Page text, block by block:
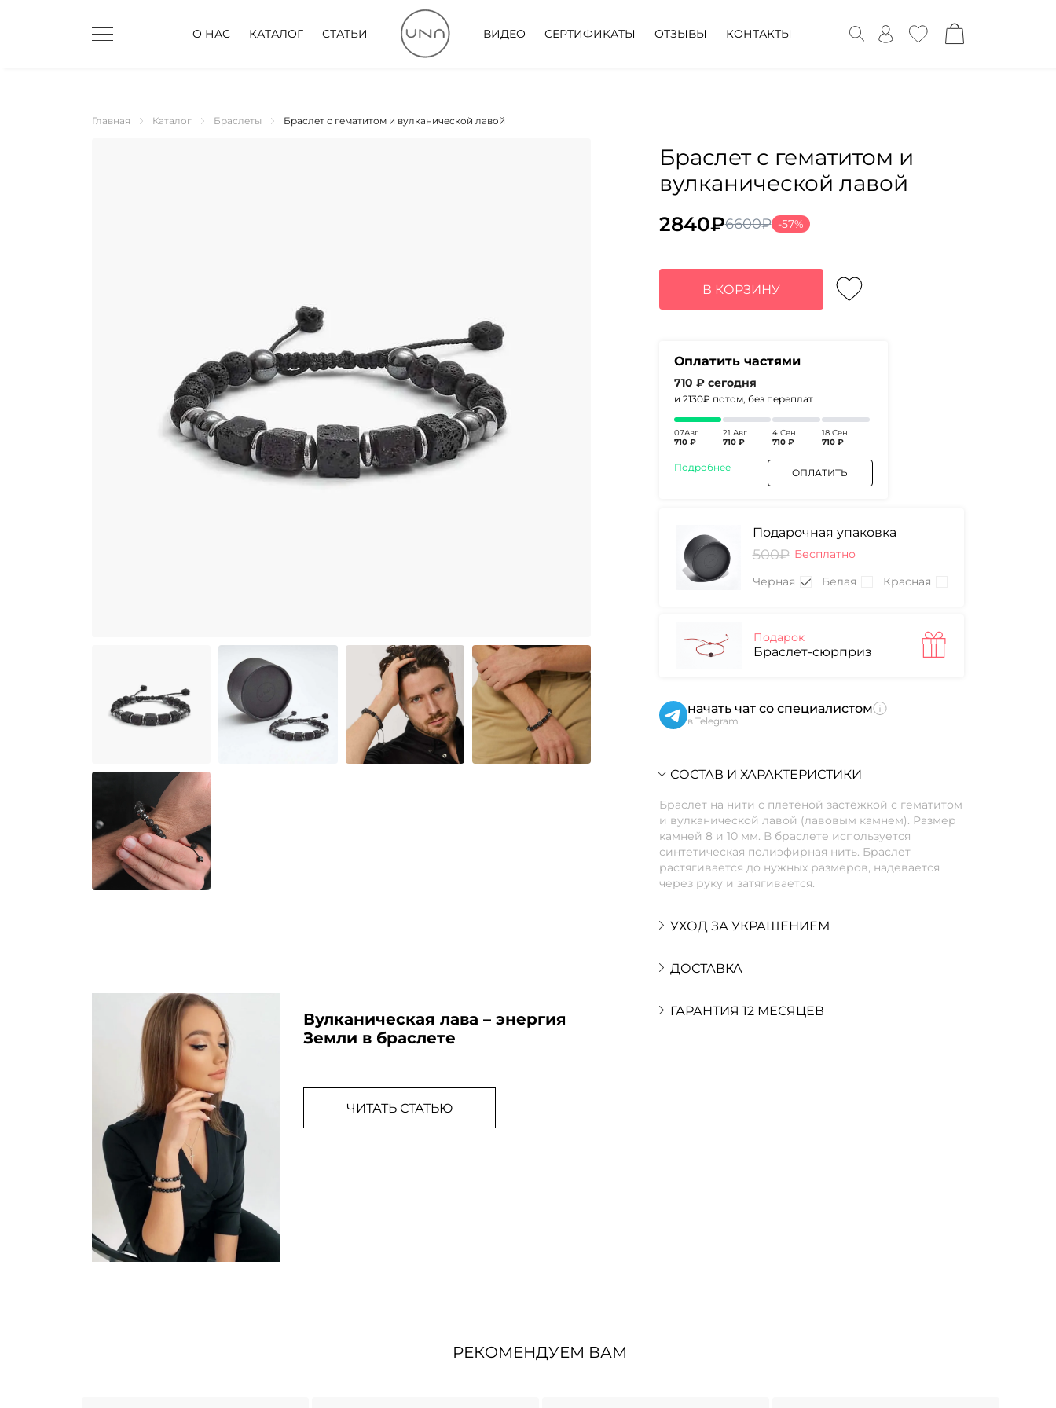
О НАС КАТАЛОГ СТАТЬИ ВИДЕО СЕРТИФИКАТЫ ОТЗЫВЫ КОНТАКТЫ
Главная Каталог Браслеты Браслет с гематитом и вулканической лавой
Вулканическая лава – энергия
Земли в браслете
ЧИТАТЬ СТАТЬЮ
Браслет с гематитом и
вулканической лавой
6600₽
Первоначальная
составляла
6600₽.
2840₽
Текущая
2840₽.
-57%
В КОРЗИНУ
Оплатить частями
710 ₽ сегодня
и 2130₽ потом, без переплат
07Авг
710 ₽
21 Авг
710 ₽
4 Сен
710 ₽
18 Сен
710 ₽
Подробнее ОПЛАТИТЬ
Подарочная упаковка
500₽ Бесплатно
Черная
Белая Красная
Подарок
Браслет-сюрприз
начать чат со специалистом
в Telegram
СОСТАВ И ХАРАКТЕРИСТИКИ
Браслет на нити с плетёной застёжкой с гематитом
и вулканической лавой (лавовым камнем). Размер
камней 8 и 10 мм. В браслете используется
синтетическая полиэфирная нить. Браслет
растягивается до нужных размеров, надевается
через руку и затягивается.
УХОД ЗА УКРАШЕНИЕМ
ДОСТАВКА
ГАРАНТИЯ 12 МЕСЯЦЕВ
РЕКОМЕНДУЕМ ВАМ